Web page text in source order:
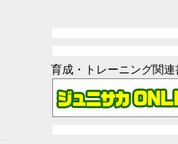
育成・トレーニング関